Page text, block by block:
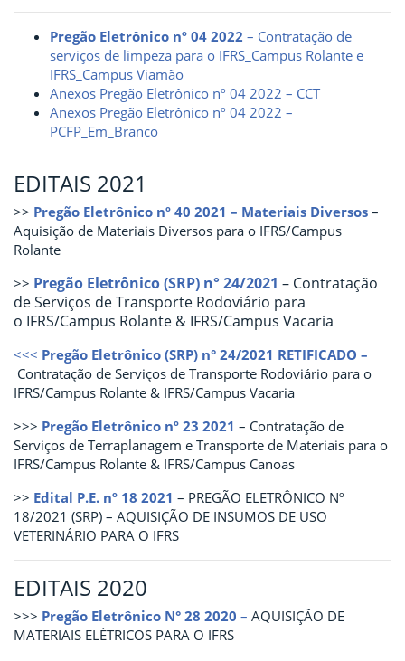
Pregão Eletrônico nº 04 2022 – Contratação de
serviços de limpeza para o IFRS_Campus Rolante e
IFRS_Campus Viamão
Anexos Pregão Eletrônico nº 04 2022 – CCT
Anexos Pregão Eletrônico nº 04 2022 –
PCFP_Em_Branco
EDITAIS 2021
>> Pregão Eletrônico nº 40 2021 – Materiais Diversos –
Aquisição de Materiais Diversos para o IFRS/Campus
Rolante
>> Pregão Eletrônico (SRP) n° 24/2021 – Contratação
de Serviços de Transporte Rodoviário para
o IFRS/Campus Rolante & IFRS/Campus Vacaria
<<< Pregão Eletrônico (SRP) n° 24/2021 RETIFICADO –
Contratação de Serviços de Transporte Rodoviário para o
IFRS/Campus Rolante & IFRS/Campus Vacaria
>>> Pregão Eletrônico nº 23 2021 – Contratação de
Serviços de Terraplanagem e Transporte de Materiais para o
IFRS/Campus Rolante & IFRS/Campus Canoas
>> Edital P.E. nº 18 2021 – PREGÃO ELETRÔNICO Nº
18/2021 (SRP) – AQUISIÇÃO DE INSUMOS DE USO
VETERINÁRIO PARA O IFRS
EDITAIS 2020
>>> Pregão Eletrônico N° 28 2020 – AQUISIÇÃO DE
MATERIAIS ELÉTRICOS PARA O IFRS